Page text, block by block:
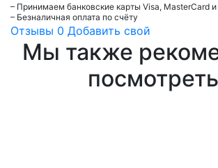
– Принимаем банковские карты Visa, MasterCard и
– Безналичная оплата по счёту
Отзывы0 Добавить свой
Мы также
посмотреть: